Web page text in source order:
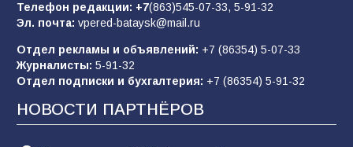
82 01.08.2026
«Слухами Москву не возьмёшь»: почему
заявления Киева о мобилизации — это
отчаяние, а не разведка
78 02.08.2026
Телефон редакции: +7(863)545-07-33, 5-91-32
Эл. почта: vpered-bataysk@mail.ru
Отдел рекламы и объявлений: +7 (86354) 5-07-33
Журналисты: 5-91-32
Отдел подписки и бухгалтерия: +7 (86354) 5-91-32
НОВОСТИ ПАРТНЁРОВ